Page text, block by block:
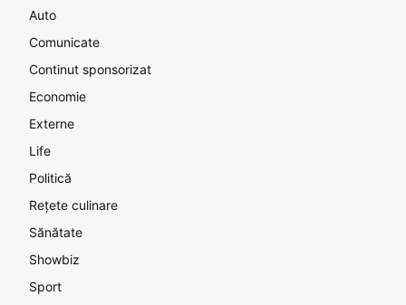
Auto
Comunicate
Continut sponsorizat
Economie
Externe
Life
Politică
Rețete culinare
Sănătate
Showbiz
Sport